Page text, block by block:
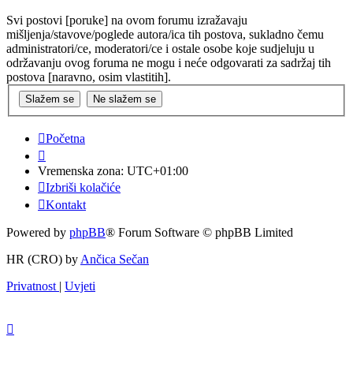
Svi postovi [poruke] na ovom forumu izražavaju
mišljenja/stavove/poglede autora/ica tih postova, sukladno čemu
administratori/ce, moderatori/ce i ostale osobe koje sudjeluju u
održavanju ovog foruma ne mogu i neće odgovarati za sadržaj tih
postova [naravno, osim vlastitih].
Početna
Vremenska zona: UTC+01:00
Izbriši kolačiće
Kontakt
Powered by phpBB® Forum Software © phpBB Limited
HR (CRO) by Ančica Sečan
Privatnost | Uvjeti